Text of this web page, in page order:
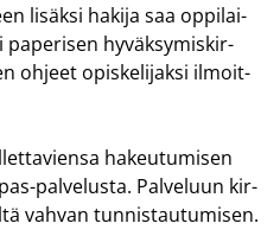
li­säk­si ha­ki­ja saa op­pi­lai­
pa­pe­ri­sen hy­väk­sy­mis­kir­
oh­jeet opis­ke­li­jak­si il­moit­
ha­keu­tu­mi­sen
​palvelusta. Pal­ve­luun kir­
vah­van tun­nis­tau­tu­mi­sen.